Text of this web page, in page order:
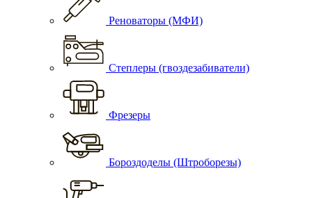
Реноваторы (МФИ)
Степлеры (гвоздезабиватели)
Фрезеры
Бороздоделы (Штроборезы)